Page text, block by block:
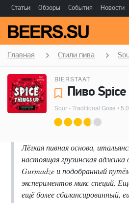
Статьи Обзоры События Новости
Главная Стили пива
BIERSTAAT
Sour - Traditional Gose •
Лёгкая пивная основа,
настоящая грузинская аджика
Gurmadze и подобранный
экспериментов микс специй.
ещё более сбалансированный,